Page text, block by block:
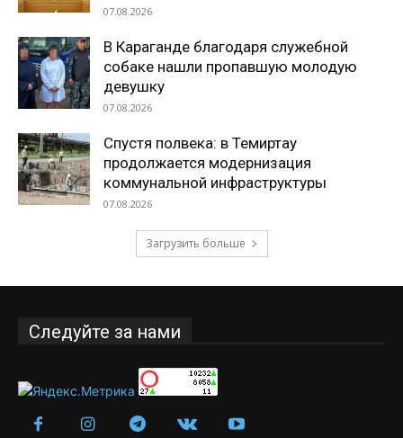
07.08.2026
В Караганде благодаря служебной
собаке нашли пропавшую молодую
девушку
07.08.2026
Спустя полвека: в Темиртау
продолжается модернизация
коммунальной инфраструктуры
07.08.2026
Загрузить больше
Следуйте за нами